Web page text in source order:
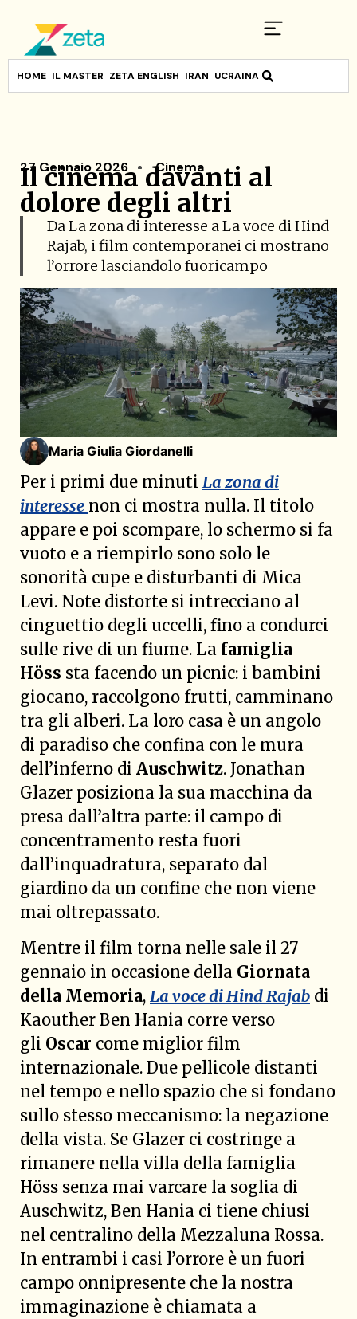
HOME IL MASTER ZETA ENGLISH IRAN UCRAINA
27 Gennaio 2026 Cinema
Il cinema davanti al
dolore degli altri
Da La zona di interesse a La voce di Hind
Rajab, i film contemporanei ci mostrano
l’orrore lasciandolo fuoricampo
Maria Giulia Giordanelli
Per i primi due minuti La zona di
interesse non ci mostra nulla. Il titolo
appare e poi scompare, lo schermo si fa
vuoto e a riempirlo sono solo le
sonorità cupe e disturbanti di Mica
Levi. Note distorte si intrecciano al
cinguettio degli uccelli, fino a condurci
sulle rive di un fiume. La famiglia
Höss sta facendo un picnic: i bambini
giocano, raccolgono frutti, camminano
tra gli alberi. La loro casa è un angolo
di paradiso che confina con le mura
dell’inferno di Auschwitz. Jonathan
Glazer posiziona la sua macchina da
presa dall’altra parte: il campo di
concentramento resta fuori
dall’inquadratura, separato dal
giardino da un confine che non viene
mai oltrepassato.
Mentre il film torna nelle sale il 27
gennaio in occasione della Giornata
della Memoria, La voce di Hind Rajab di
Kaouther Ben Hania corre verso
gli Oscar come miglior film
internazionale. Due pellicole distanti
nel tempo e nello spazio che si fondano
sullo stesso meccanismo: la negazione
della vista. Se Glazer ci costringe a
rimanere nella villa della famiglia
Höss senza mai varcare la soglia di
Auschwitz, Ben Hania ci tiene chiusi
nel centralino della Mezzaluna Rossa.
In entrambi i casi l’orrore è un fuori
campo onnipresente che la nostra
immaginazione è chiamata a